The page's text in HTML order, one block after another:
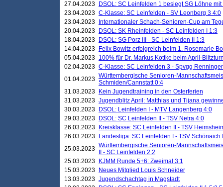
27.04.2023
DSOL: SC Leinfelden 1 besiegt SG Löhne mit
23.04.2023 C-Klasse: SC Leinfelden - SV Leonberg 3 4:0
23.04.2023
Internationaler Schach-Senioren-Cup am
20.04.2023
DSOL: SK Rheinfelden - SC Leinfelden I 1:3
18.04.2023
DSOL: SG Porz III - SC Leinfelden II 1:3
14.04.2023
Felix Bowitz erfolgreich beim 1. Rosemarie
05.04.2023 100% für Dr. Markus Kottke beim April-
02.04.2023 C-Klasse: SC Leinfelden 3 - Spvgg
01.04.2023 Württembergische Senioren-
Schmiden/Cannstatt 0:4
31.03.2023
Kein Jugendtraining in den Osterferien
31.03.2023 Jugendblitz April: Matthias und Tijana
30.03.2023
DSOL: Leinfelden I - MTV Langenberg 4:0
29.03.2023
DSOL: SC Leinfelden II - TSV Netra 4:0
26.03.2023
Kreisklasse: SC Leinfelden II - TSV
26.03.2023
Landesliga: SC Leinfelden I - TSV Schönaich
25.03.2023 Württembergische Senioren-
II - SC Leinfelden 2:2
25.03.2023
KJMM Runde 5+6: Zweimal 3:1
15.03.2023
Neues Mitglied Louis Schneider
13.03.2023 Jugendschachtag in Magstadt